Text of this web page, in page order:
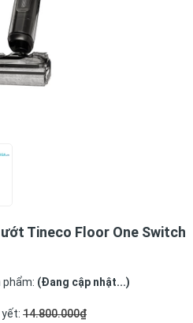
Tineco Floor One Switch
phẩm: (Đang cập nhật...)
yết: 14.800.000₫